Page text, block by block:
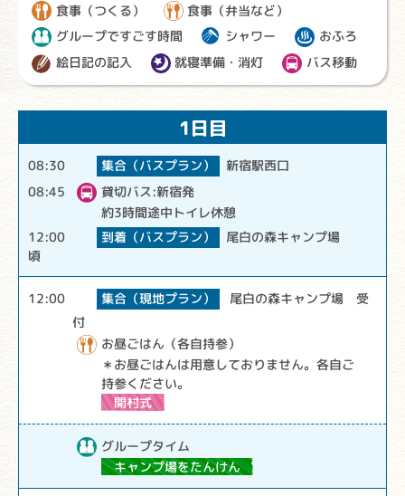
食事（つくる） 食事（弁当など）
グループですごす時間 シャワー おふろ
絵日記の記入 就寝準備・消灯 バス移動
1日目
08:30 集合（バスプラン） 新宿駅西口
08:45 貸切バス:新宿発
約3時間途中トイレ休憩
12:00
頃
到着（バスプラン） 尾白の森キャンプ場
12:00 集合（現地プラン） 尾白の森キャンプ場 受
付
お昼ごはん（各自持参）
＊お昼ごはんは用意しておりません。各自ご
持参ください。
開村式
グループタイム
キャンプ場をたんけん